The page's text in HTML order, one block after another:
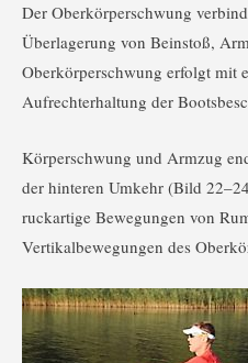
Der Oberkörperschwung
Überlagerung von Beinstoß,
Oberkörperschwung erfolgt mit
Aufrechterhaltung der
Körperschwung und Armzug
der hinteren Umkehr (Bild
ruckartige Bewegungen von
Vertikalbewegungen des